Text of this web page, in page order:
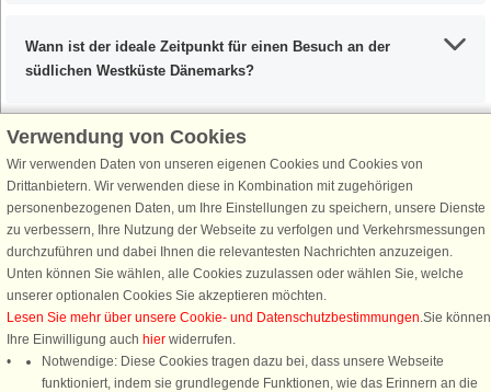
Wann ist der ideale Zeitpunkt für einen Besuch an der
südlichen Westküste Dänemarks?
Schließen Sie sich 100.000 Ferienhaus-Fans an
Erhalten Sie einen Willkommensgutschein von 25 €für Ihren nächsten
Ferienhausurlaub - melden Sie sich einfach für den DanCenter Newsletter
an. Verpassen Sie nie wieder exklusive Angebote, Gewinnspiele und
Urlaubstipps!
Verwendung von Cookies
Wir verwenden Daten von unseren eigenen Cookies und Cookies von
Drittanbietern. Wir verwenden diese in Kombination mit zugehörigen
personenbezogenen Daten, um Ihre Einstellungen zu speichern, unsere Dienste
zu verbessern, Ihre Nutzung der Webseite zu verfolgen und Verkehrsmessungen
durchzuführen und dabei Ihnen die relevantesten Nachrichten anzuzeigen.
Unten können Sie wählen, alle Cookies zuzulassen oder wählen Sie, welche
unserer optionalen Cookies Sie akzeptieren möchten.
Lesen Sie mehr über unsere Cookie- und Datenschutzbestimmungen.Sie können
Ihre Einwilligung auch hier widerrufen.
Notwendige: Diese Cookies tragen dazu bei, dass unsere Webseite
funktioniert, indem sie grundlegende Funktionen, wie das Erinnern an die